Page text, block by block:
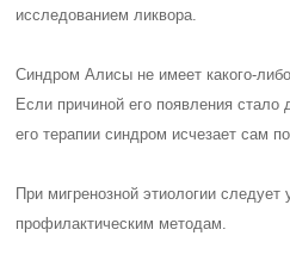
исследованием ликвора.
Синдром Алисы не имеет какого-
Если причиной его появления стало
его терапии синдром исчезает сам
При мигренозной этиологии
профилактическим методам.